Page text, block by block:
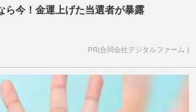
ら今！金運上げた当選者が暴露
PR(合同会社デジタルファーム )